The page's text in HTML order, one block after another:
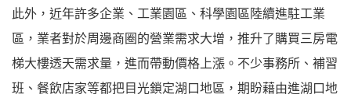
此外，近年許多企業、工業園區、科學園區陸續進駐工業
區，業者對於周邊商圈的營業需求大增，推升了購買三房電
梯大樓透天需求量，進而帶動價格上漲。不少事務所、補習
班、餐飲店家等都把目光鎖定湖口地區，期盼藉由進湖口地